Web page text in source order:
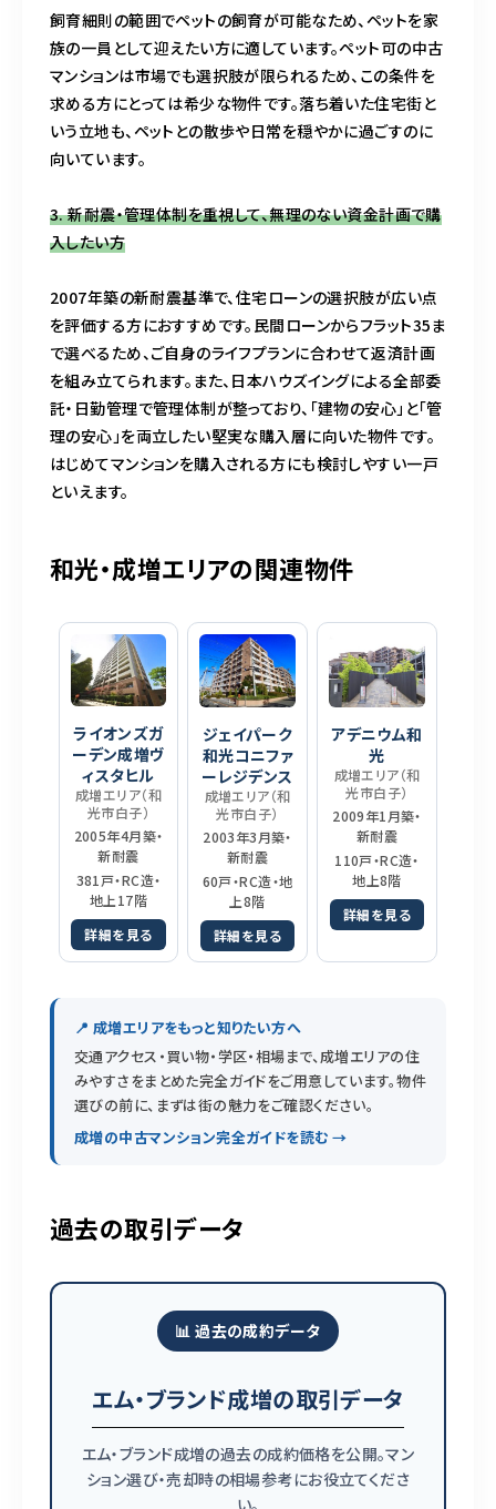
飼育細則の範囲でペットの飼育が可能なため、ペットを家
族の一員として迎えたい方に適しています。ペット可の中古
マンションは市場でも選択肢が限られるため、この条件を
求める方にとっては希少な物件です。落ち着いた住宅街と
いう立地も、ペットとの散歩や日常を穏やかに過ごすのに
向いています。
3. 新耐震・管理体制を重視して、無理のない資金計画で購
入したい方
2007年築の新耐震基準で、住宅ローンの選択肢が広い点
を評価する方におすすめです。民間ローンからフラット35ま
で選べるため、ご自身のライフプランに合わせて返済計画
を組み立てられます。また、日本ハウズイングによる全部委
託・日勤管理で管理体制が整っており、「建物の安心」と「管
理の安心」を両立したい堅実な購入層に向いた物件です。
はじめてマンションを購入される方にも検討しやすい一戸
といえます。
和光・成増エリアの関連物件
ライオンズガ
ーデン成増ヴ
ィスタヒル
成増エリア（和
光市白子）
2005年4月築・
新耐震
381戸・RC造・
地上17階
詳細を見る
ジェイパーク
和光コニファ
ーレジデンス
成増エリア（和
光市白子）
2003年3月築・
新耐震
60戸・RC造・地
上8階
詳細を見る
アデニウム和
光
成増エリア（和
光市白子）
2009年1月築・
新耐震
110戸・RC造・
地上8階
詳細を見る
📍 成増エリアをもっと知りたい方へ
交通アクセス・買い物・学区・相場まで、成増エリアの住
みやすさをまとめた完全ガイドをご用意しています。物件
選びの前に、まずは街の魅力をご確認ください。
成増の中古マンション完全ガイドを読む →
過去の取引データ
📊 過去の成約データ
エム・ブランド成増の取引データ
エム・ブランド成増の過去の成約価格を公開。マン
ション選び・売却時の相場参考にお役立てくださ